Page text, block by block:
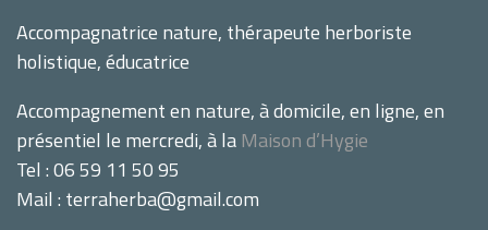
Accompagnatrice nature, thérapeute herboriste
holistique, éducatrice
Accompagnement en nature, à domicile, en ligne, en
présentiel le mercredi, à la Maison d’Hygie
Tel : 06 59 11 50 95
Mail : terraherba@gmail.com